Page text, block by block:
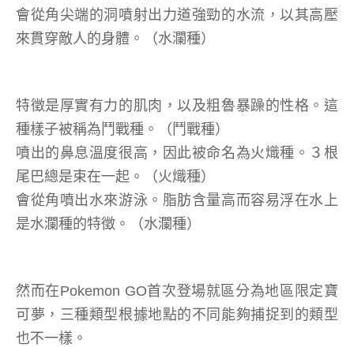
會從角尖端的洞噴射出力道強勁的水流，以其高壓
來貫穿敵人的身體。（水瀾種）
特徵是厚實有力的肌肉，以及粗魯暴躁的性格。這
種樣子被稱為鬥戰種。（鬥戰種）
噴出的鼻息溫度很高，因此被命名為火熾種。３根
尾巴總是束在一起。（火熾種）
會從角噴出水來游泳。脂肪含量高而容易浮在水上
是水瀾種的特徵。（水瀾種）
然而在Pokemon GO首次登場就區分為地區限定寶
可夢，三種類型根據地點的不同能夠捕捉到的類型
也不一樣。